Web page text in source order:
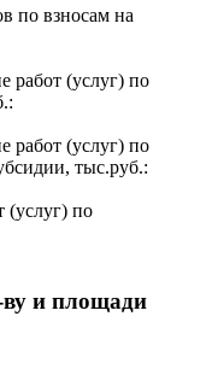
по взносам на
работ (услуг) по
работ (услуг) по
тыс.руб.:
(услуг) по
и площади